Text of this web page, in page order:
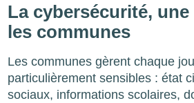
La cybersécurité,
les communes
Les communes gèrent chaque
particulièrement sensibles : état
sociaux, informations scolaires,